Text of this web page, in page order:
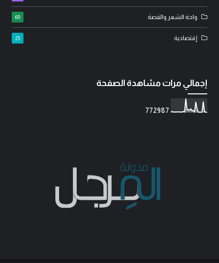
واحة الشعر والقصة 69
إقتصادية 25
إجمالي مرات مشاهدة الصفحة
772987